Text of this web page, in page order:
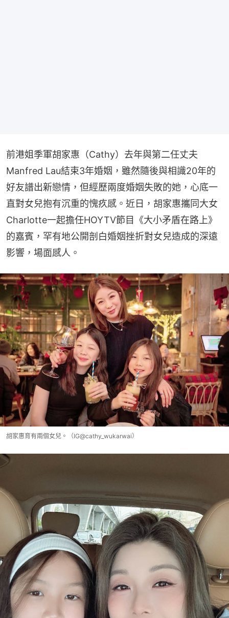
前港姐季軍胡家惠（Cathy）去年與第二任丈夫
Manfred Lau結束3年婚姻，雖然隨後與相識20年的
好友譜出新戀情，但經歷兩度婚姻失敗的她，心底一
直對女兒抱有沉重的愧疚感。近日，胡家惠攜同大女
Charlotte一起擔任HOYTV節目《大小矛盾在路上》
的嘉賓，罕有地公開剖白婚姻挫折對女兒造成的深遠
影響，場面感人。
胡家惠育有兩個女兒。（IG@cathy_wukarwai）